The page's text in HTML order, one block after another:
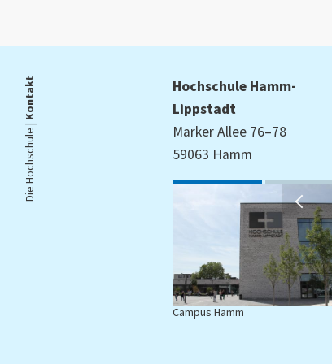
Die Hochschule |
Kontakt
Hochschule Hamm-
Lippstadt
Marker Allee 76–78
59063 Hamm
Campus Hamm